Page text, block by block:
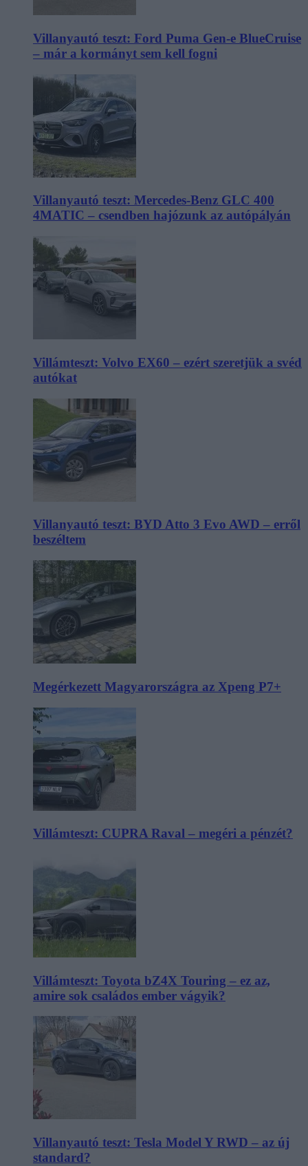
Villanyautó teszt: Ford Puma Gen-e BlueCruise
– már a kormányt sem kell fogni
Villanyautó teszt: Mercedes-Benz GLC 400
4MATIC – csendben hajózunk az autópályán
Villámteszt: Volvo EX60 – ezért szeretjük a svéd
autókat
Villanyautó teszt: BYD Atto 3 Evo AWD – erről
beszéltem
Megérkezett Magyarországra az Xpeng P7+
Villámteszt: CUPRA Raval – megéri a pénzét?
Villámteszt: Toyota bZ4X Touring – ez az,
amire sok családos ember vágyik?
Villanyautó teszt: Tesla Model Y RWD – az új
standard?